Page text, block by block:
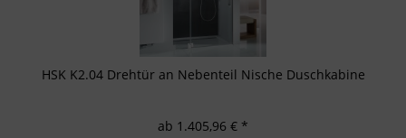
HSK K2.04 Drehtür an Nebenteil Nische Duschkabine
ab 1.405,96 € *